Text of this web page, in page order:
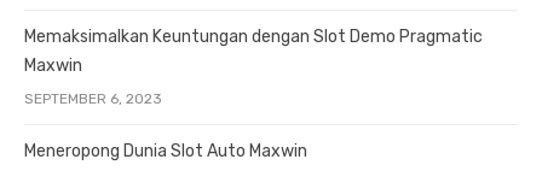
Memaksimalkan Keuntungan dengan Slot Demo Pragmatic
Maxwin
SEPTEMBER 6, 2023
Meneropong Dunia Slot Auto Maxwin